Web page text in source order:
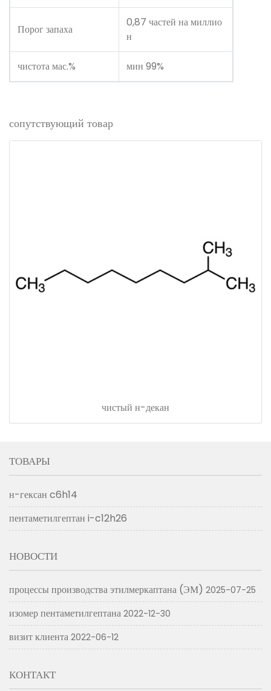
Порог запаха
0,87 частей на миллио
н
чистота мас.% мин 99%
сопутствующий товар
чистый н-декан
ТОВАРЫ
н-гексан c6h14
пентаметилгептан i-c12h26
НОВОСТИ
процессы производства этилмеркаптана (ЭМ) 2025-07-25
изомер пентаметилгептана 2022-12-30
визит клиента 2022-06-12
КОНТАКТ